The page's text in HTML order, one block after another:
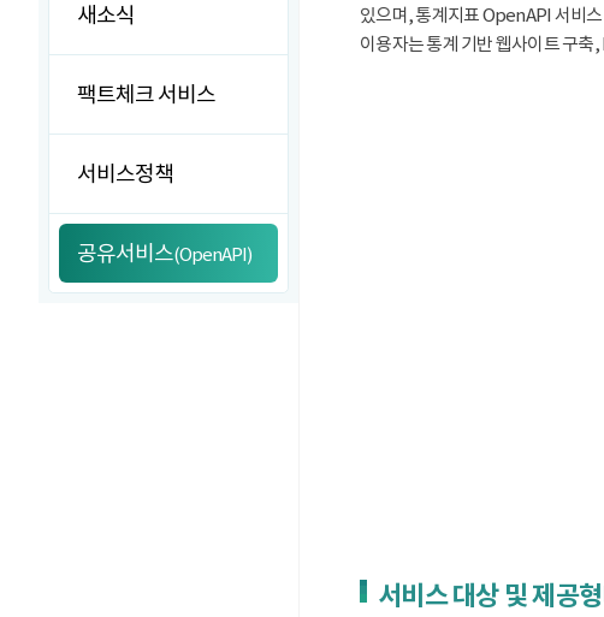
새소식
팩트체크 서비스
서비스정책
공유서비스(OpenAPI)
있으며, 통계지표 OpenAPI 서비
이용자는 통계 기반 웹사이트 구축
서비스 대상 및 제공